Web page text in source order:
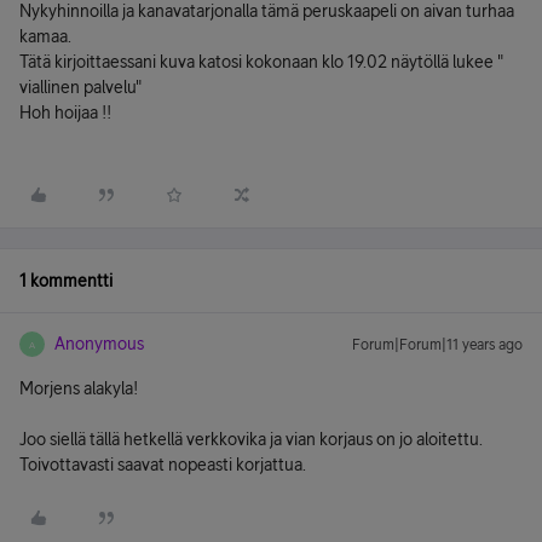
Nykyhinnoilla ja kanavatarjonalla tämä peruskaapeli on aivan turhaa
kamaa.
Tätä kirjoittaessani kuva katosi kokonaan klo 19.02 näytöllä lukee "
viallinen palvelu"
Hoh hoijaa !!
1 kommentti
A Anonymous Forum|Forum|11 years ago
Morjens alakyla!
Joo siellä tällä hetkellä verkkovika ja vian korjaus on jo aloitettu.
Toivottavasti saavat nopeasti korjattua.